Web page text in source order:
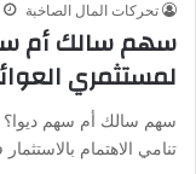
تحركات المال الصاخبة
سهم سالك أم
لمستثمري
سهم سالك أم سهم ديوا؟
تنامي الاهتمام